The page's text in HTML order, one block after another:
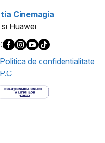
Cinemagia
Huawei
Politica de confidentialitate